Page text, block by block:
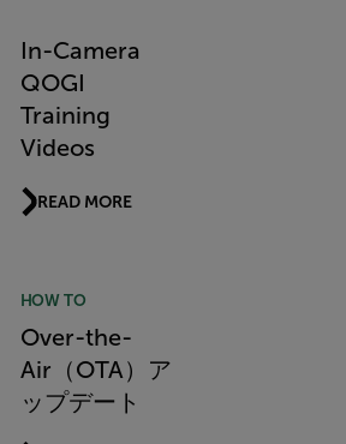
In-Camera
QOGI
Training
Videos
READ MORE
HOW TO
Over-the-
Air（OTA）ア
ップデート